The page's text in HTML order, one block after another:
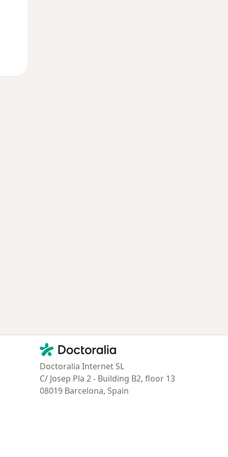
Contacto
Doctoralia - Página de inicio
Doctoralia Internet SL
C/ Josep Pla 2 - Building B2, floor 13
08019 Barcelona, Spain